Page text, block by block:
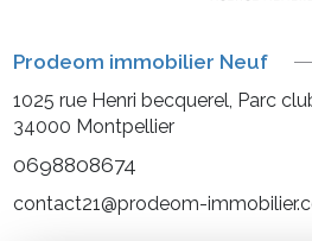
Prodeom immobilier Neuf
1025 rue Henri becquerel, Parc
34000 Montpellier
0698808674
contact21@prodeom-